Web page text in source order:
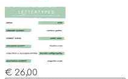
€ 26,00